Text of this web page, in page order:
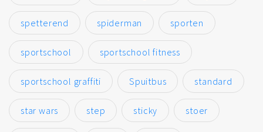
spetterend spiderman sporten
sportschool sportschool fitness
sportschool graffiti Spuitbus standard
star wars step sticky stoer